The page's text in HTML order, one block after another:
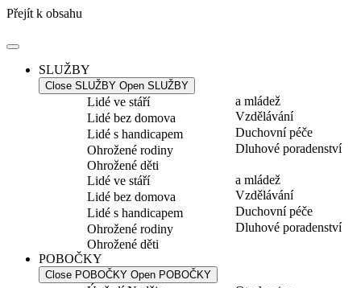
Přejít k obsahu
SLUŽBY
Close SLUŽBY Open SLUŽBY
Lidé ve stáří
Lidé bez domova
Lidé s handicapem
Ohrožené rodiny
Ohrožené děti
a mládež
Vzdělávání
Duchovní péče
Dluhové poradenství
Lidé ve stáří
Lidé bez domova
Lidé s handicapem
Ohrožené rodiny
Ohrožené děti
a mládež
Vzdělávání
Duchovní péče
Dluhové poradenství
POBOČKY
Close POBOČKY Open POBOČKY